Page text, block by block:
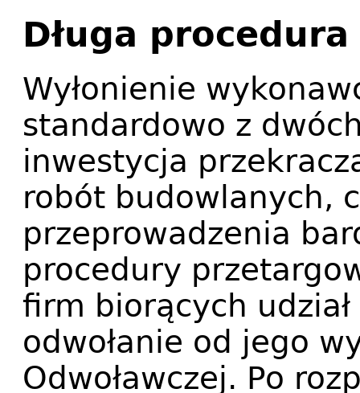
Długa
Wyłonienie
standardowo z
inwestycja
robót budowlanych,
przeprowadzenia
procedury
firm biorących
odwołanie od jego
Odwoławczej. Po